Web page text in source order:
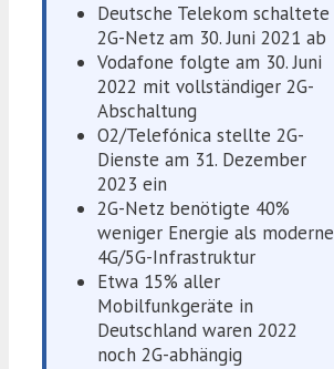
Deutsche Telekom schaltete
2G-Netz am 30. Juni 2021 ab
Vodafone folgte am 30. Juni
2022 mit vollständiger 2G-
Abschaltung
O2/Telefónica stellte 2G-
Dienste am 31. Dezember
2023 ein
2G-Netz benötigte 40%
weniger Energie als moderne
4G/5G-Infrastruktur
Etwa 15% aller
Mobilfunkgeräte in
Deutschland waren 2022
noch 2G-abhängig